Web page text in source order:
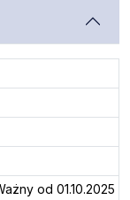
od 01.10.2025